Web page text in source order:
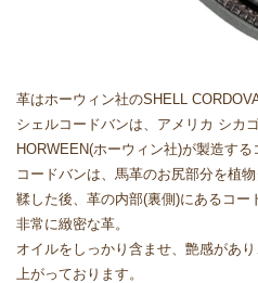
革はホーウィン社のSHELL
シェルコードバンは、アメリカ シカ
HORWEEN(ホーウィン社)が製造する
コードバンは、馬革のお尻部分を植
鞣した後、革の内部(裏側)にあるコ
非常に緻密な革。
オイルをしっかり含ませ、艶感があ
上がっております。